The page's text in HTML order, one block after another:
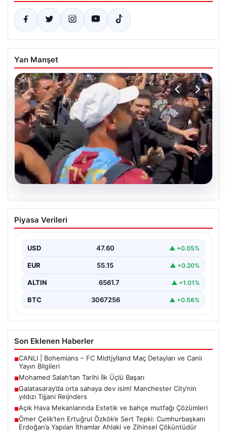
Yan Manşet
05.08.2026
Mohamed Salah’tan Tarihi İlk Üçlü
Başarı
önemli bir dönüm noktasına imza attı. Takımının
hücum…
Piyasa Verileri
USD 47.60 ▲ +0.05%
EUR 55.15 ▲ +0.20%
ALTIN 6561.7 ▲ +1.01%
BTC 3067256 ▲ +0.56%
Son Eklenen Haberler
■CANLI | Bohemians – FC Midtjylland Maç Detayları ve Canlı
Yayın Bilgileri
■Mohamed Salah’tan Tarihi İlk Üçlü Başarı
■Galatasaray’da orta sahaya dev isim! Manchester City’nin
yıldızı Tijjani Reijnders
■Açık Hava Mekanlarında Estetik ve bahçe mutfağı Çözümleri
■Ömer Çelik’ten Ertuğrul Özkök’e Sert Tepki: Cumhurbaşkanı
Erdoğan’a Yapılan İthamlar Ahlaki ve Zihinsel Çöküntüdür